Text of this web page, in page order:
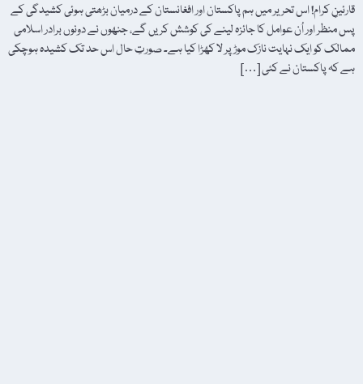
قارئینِ کرام! اس تحریر میں ہم پاکستان اور افغانستان کے درمیان بڑھتی ہوئی کشیدگی کے
پس منظر اور اُن عوامل کا جائزہ لینے کی کوشش کریں گے، جنھوں نے دونوں برادر اسلامی
ممالک کو ایک نہایت نازک موڑ پر لا کھڑا کیا ہے۔ صورتِ حال اس حد تک کشیدہ ہوچکی
ہے کہ پاکستان نے کئی […]